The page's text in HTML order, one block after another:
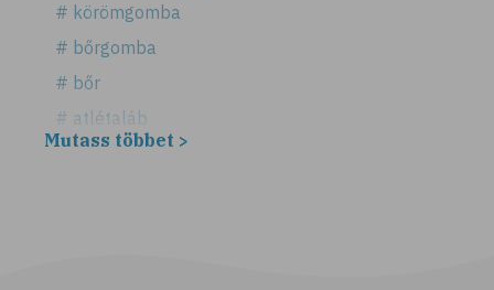
# körömgomba
# bőrgomba
# bőr
# atlétaláb
# horzsolás
Mutass többet >